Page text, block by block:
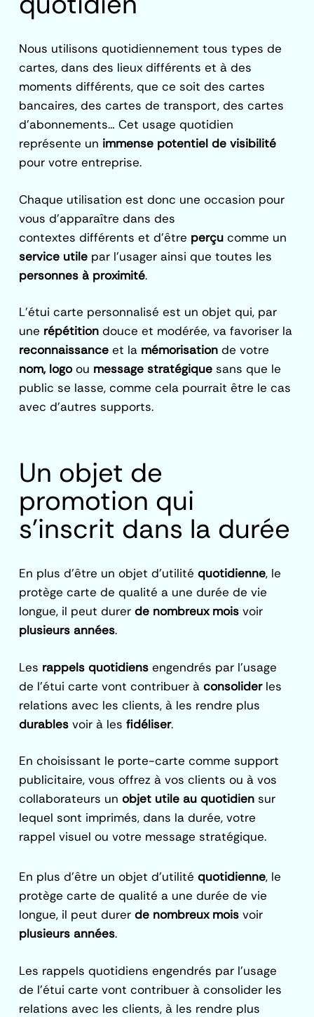
Nous utilisons quotidiennement tous types de
cartes, dans des lieux différents et à des
moments différents, que ce soit des cartes
bancaires, des cartes de transport, des cartes
d’abonnements… Cet usage quotidien
représente un immense potentiel de visibilité
pour votre entreprise.
Chaque utilisation est donc une occasion pour
vous d’apparaître dans des
contextes différents et d’être perçu comme un
service utile par l’usager ainsi que toutes les
personnes à proximité.
L’étui carte personnalisé est un objet qui, par
une répétition douce et modérée, va favoriser la
reconnaissance et la mémorisation de votre
nom, logoou message stratégique sans que le
public se lasse, comme cela pourrait être le cas
avec d’autres supports.
Un objet de
promotion qui
s’inscrit dans la durée
En plus d’être un objet d’utilitéquotidienne, le
protège carte de qualité a une durée de vie
longue, il peut durerde nombreux mois voir
plusieurs années.
Les rappels quotidiens engendrés par l’usage
de l’étui carte vont contribuer àconsoliderles
relations avec les clients, à les rendre plus
durables voir à lesfidéliser.
En choisissant le porte-carte comme support
publicitaire, vous offrez à vos clients ou à vos
collaborateurs unobjet utile au quotidien sur
lequel sont imprimés, dans la durée, votre
rappel visuel ou votre message stratégique.
En plus d’être un objet d’utilitéquotidienne, le
protège carte de qualité a une durée de vie
longue, il peut durerde nombreux mois voir
plusieurs années.
Les rappels quotidiens engendrés par l’usage
de l’étui carte vont contribuer à consolider les
relations avec les clients, à les rendre plus